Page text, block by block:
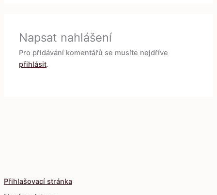
Přihlašovací stránka
Napsat nahlášení
Pro přidávání komentářů se musíte nejdříve
přihlásit.